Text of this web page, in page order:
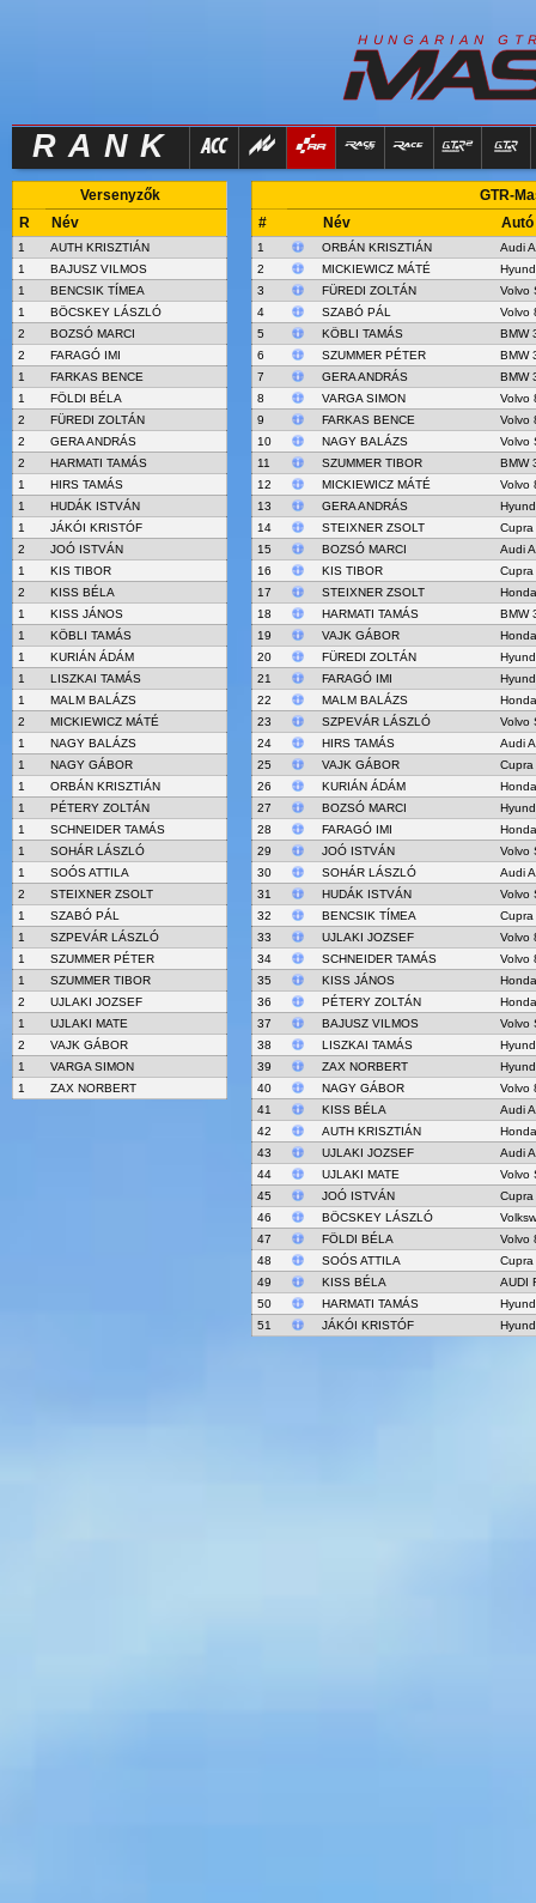
H U N G A R I A N G T
RANK
Versenyzők
R
Név
1
AUTH KRISZTIÁN
1
BAJUSZ VILMOS
1
BENCSIK TÍMEA
1
BÖCSKEY LÁSZLÓ
2
BOZSÓ MARCI
2
FARAGÓ IMI
1
FARKAS BENCE
1
FÖLDI BÉLA
2
FÜREDI ZOLTÁN
2
GERA ANDRÁS
2
HARMATI TAMÁS
1
HIRS TAMÁS
1
HUDÁK ISTVÁN
1
JÁKÓI KRISTÓF
2
JOÓ ISTVÁN
1
KIS TIBOR
2
KISS BÉLA
1
KISS JÁNOS
1
KÖBLI TAMÁS
1
KURIÁN ÁDÁM
1
LISZKAI TAMÁS
1
MALM BALÁZS
2
MICKIEWICZ MÁTÉ
1
NAGY BALÁZS
1
NAGY GÁBOR
1
ORBÁN KRISZTIÁN
1
PÉTERY ZOLTÁN
1
SCHNEIDER TAMÁS
1
SOHÁR LÁSZLÓ
1
SOÓS ATTILA
2
STEIXNER ZSOLT
1
SZABÓ PÁL
1
SZPEVÁR LÁSZLÓ
1
SZUMMER PÉTER
1
SZUMMER TIBOR
2
UJLAKI JOZSEF
1
UJLAKI MATE
2
VAJK GÁBOR
1
VARGA SIMON
1
ZAX NORBERT
GTR-
#
Név Autó
1 ORBÁN KRISZTIÁN
Audi
2
MICKIEWICZ MÁTÉ
3
FÜREDI ZOLTÁN
Volvo
4
SZABÓ PÁL
Volvo
5
KÖBLI TAMÁS
BMW
6
SZUMMER PÉTER
BMW
7
GERA ANDRÁS
BMW
8
VARGA SIMON
Volvo
9
FARKAS BENCE
Volvo
10
NAGY BALÁZS
Volvo
11
SZUMMER TIBOR
BMW
12
MICKIEWICZ MÁTÉ
Volvo
13
GERA ANDRÁS
14
STEIXNER ZSOLT
15
BOZSÓ MARCI
Audi
16
KIS TIBOR
17
STEIXNER ZSOLT
18
HARMATI TAMÁS
BMW
19
VAJK GÁBOR
20
FÜREDI ZOLTÁN
21
FARAGÓ IMI
22
MALM BALÁZS
23
SZPEVÁR LÁSZLÓ
Volvo
24
HIRS TAMÁS
Audi
25
VAJK GÁBOR
26
KURIÁN ÁDÁM
27
BOZSÓ MARCI
28
FARAGÓ IMI
29
JOÓ ISTVÁN
Volvo
30
SOHÁR LÁSZLÓ
Audi
31
HUDÁK ISTVÁN
Volvo
32
BENCSIK TÍMEA
33
UJLAKI JOZSEF
Volvo
34
SCHNEIDER TAMÁS
Volvo
35
KISS JÁNOS
36
PÉTERY ZOLTÁN
37
BAJUSZ VILMOS
Volvo
38
LISZKAI TAMÁS
39
ZAX NORBERT
40
NAGY GÁBOR
Volvo
41
KISS BÉLA
Audi
42
AUTH KRISZTIÁN
43
UJLAKI JOZSEF
Audi
44
UJLAKI MATE
Volvo
45
JOÓ ISTVÁN
46
BÖCSKEY LÁSZLÓ
47
FÖLDI BÉLA
Volvo
48
SOÓS ATTILA
49
KISS BÉLA
AUDI
50
HARMATI TAMÁS
51
JÁKÓI KRISTÓF